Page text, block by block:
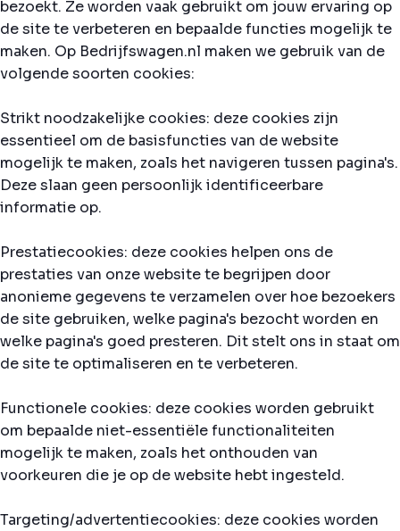
bezoekt. Ze worden vaak gebruikt om jouw ervaring op
de site te verbeteren en bepaalde functies mogelijk te
maken. Op Bedrijfswagen.nl maken we gebruik van de
volgende soorten cookies:
Strikt noodzakelijke cookies: deze cookies zijn
essentieel om de basisfuncties van de website
mogelijk te maken, zoals het navigeren tussen pagina's.
Deze slaan geen persoonlijk identificeerbare
informatie op.
Prestatiecookies: deze cookies helpen ons de
prestaties van onze website te begrijpen door
anonieme gegevens te verzamelen over hoe bezoekers
de site gebruiken, welke pagina's bezocht worden en
welke pagina's goed presteren. Dit stelt ons in staat om
de site te optimaliseren en te verbeteren.
Functionele cookies: deze cookies worden gebruikt
om bepaalde niet-essentiële functionaliteiten
mogelijk te maken, zoals het onthouden van
voorkeuren die je op de website hebt ingesteld.
Targeting/advertentiecookies: deze cookies worden